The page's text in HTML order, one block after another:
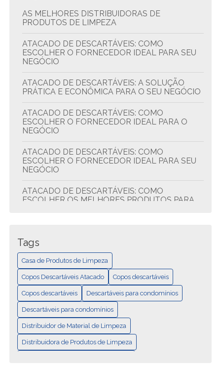
AS MELHORES DISTRIBUIDORAS DE
PRODUTOS DE LIMPEZA
ATACADO DE DESCARTÁVEIS: COMO
ESCOLHER O FORNECEDOR IDEAL PARA SEU
NEGÓCIO
ATACADO DE DESCARTÁVEIS: A SOLUÇÃO
PRÁTICA E ECONÔMICA PARA O SEU NEGÓCIO
ATACADO DE DESCARTÁVEIS: COMO
ESCOLHER O FORNECEDOR IDEAL PARA O
NEGÓCIO
ATACADO DE DESCARTÁVEIS: COMO
ESCOLHER O FORNECEDOR IDEAL PARA SEU
NEGÓCIO
ATACADO DE DESCARTÁVEIS: COMO
ESCOLHER OS MELHORES PRODUTOS PARA
ECONOMIZAR E COMPRAR MELHOR
ATACADO DE DESCARTÁVEIS: QUALIDADE E
ECONOMIA
CASA DE PRODUTOS DE LIMPEZA: TUDO EM
UM LUGAR
COMO ESCOLHER A MELHOR DISTRIBUIDORA
DE DESCARTÁVEIS PARA SEU NEGÓCIO
COMO ESCOLHER A MELHOR DISTRIBUIDORA
Tags
Casa de Produtos de Limpeza
Copos Descartáveis Atacado Copos descartáveis
Copos descartáveis Descartáveis para condomínios
Descartáveis para condomínios
Distribuidor de Material de Limpeza
Distribuidora de Produtos de Limpeza